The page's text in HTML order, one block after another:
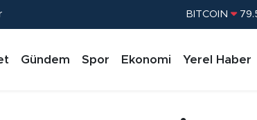
DOLAR
Gündem Spor Ekonomi Yerel Haber